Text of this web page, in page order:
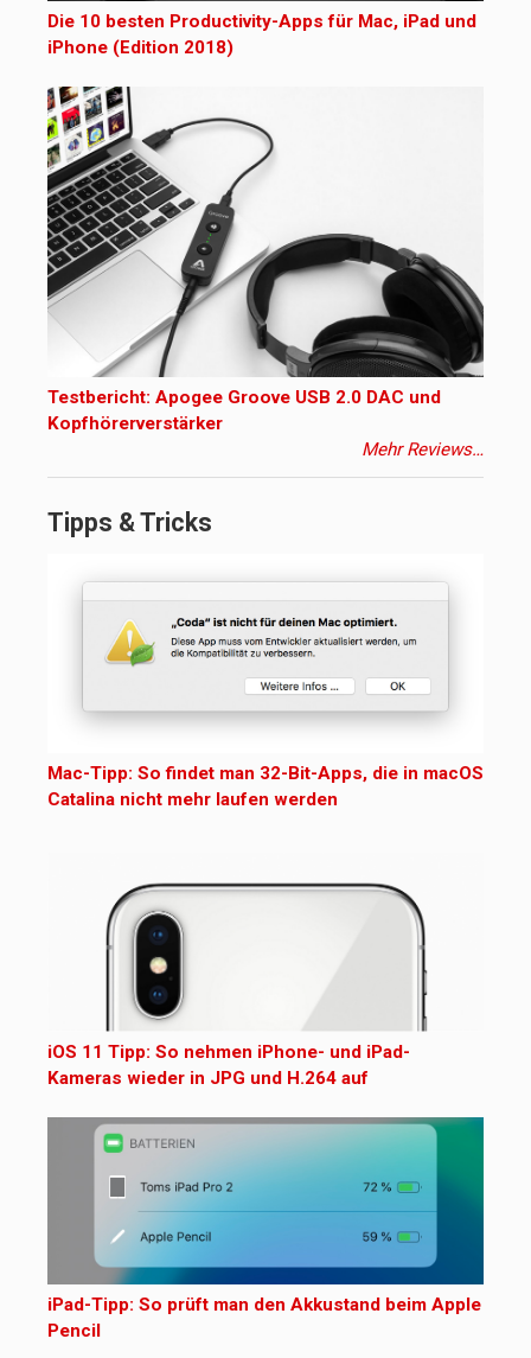
Die 10 besten Productivity-Apps für Mac, iPad und
iPhone (Edition 2018)
Testbericht: Apogee Groove USB 2.0 DAC und
Kopfhörerverstärker
Mehr Reviews…
Tipps & Tricks
Mac-Tipp: So findet man 32-Bit-Apps, die in macOS
Catalina nicht mehr laufen werden
iOS 11 Tipp: So nehmen iPhone- und iPad-
Kameras wieder in JPG und H.264 auf
iPad-Tipp: So prüft man den Akkustand beim Apple
Pencil